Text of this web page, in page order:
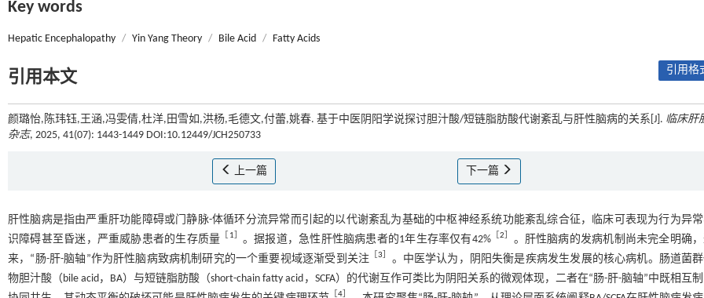
Key words
Hepatic Encephalopathy / Yin Yang Theory / Bile Acid / Fatty Acids
引用本文 引用格
颜璐怡,陈玮钰,王涵,冯雯倩,杜洋,田雪如,洪杨,毛德文,付蕾,姚春. 基于中医阴阳学说探讨胆汁酸/短链脂肪酸代谢紊乱与肝性脑病的关系[J]. 临床肝
杂志, 2025, 41(07): 1443-1449 DOI:10.12449/JCH250733
上一篇 下一篇
肝性脑病是指由严重肝功能障碍或门静脉-体循环分流异常而引起的以代谢紊乱为基础的中枢神经系统功能紊乱综合征，临床可表现为行为异
识障碍甚至昏迷，严重威胁患者的生存质量 ［ 1］ 。据报道，急性肝性脑病患者的1年生存率仅有42% ［2］ 。肝性脑病的发病机制尚未完全明确
来，“肠-肝-脑轴”作为肝性脑病致病机制研究的一个重要视域逐渐受到关注 ［3］ 。中医学认为，阴阳失衡是疾病发生发展的核心病机。肠道菌
物胆汁酸（bile acid，BA）与短链脂肪酸（short-chain fatty acid，SCFA）的代谢互作可类比为阴阳关系的微观体现，二者在“肠-肝-脑轴”中既相互
［4］